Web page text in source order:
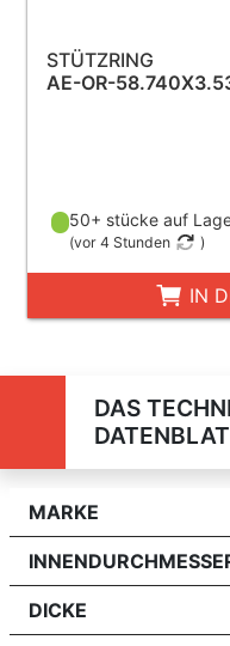
STÜTZRING
AE-OR-
50+ stücke auf
(vor 4 Stunden )
IN
DAS
MARKE
DICKE